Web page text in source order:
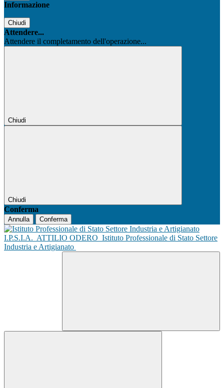
Informazione
Chiudi
Attendere...
Attendere il completamento dell'operazione...
Chiudi
Chiudi
Conferma
Annulla Conferma
I.P.S.I.A. ATTILIO ODERO Istituto Professionale di Stato Settore
Industria e Artigianato